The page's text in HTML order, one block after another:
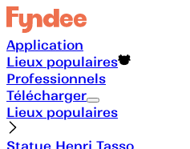
Application
Lieux populaires
Professionnels
Télécharger
Lieux populaires
Statue Henri Tasso